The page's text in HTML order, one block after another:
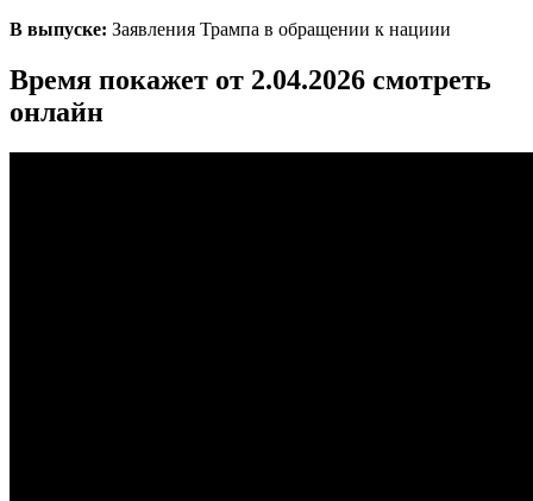
В выпуске: Заявления Трампа в обращении к нациии
Время покажет от 2.04.2026 смотреть
онлайн